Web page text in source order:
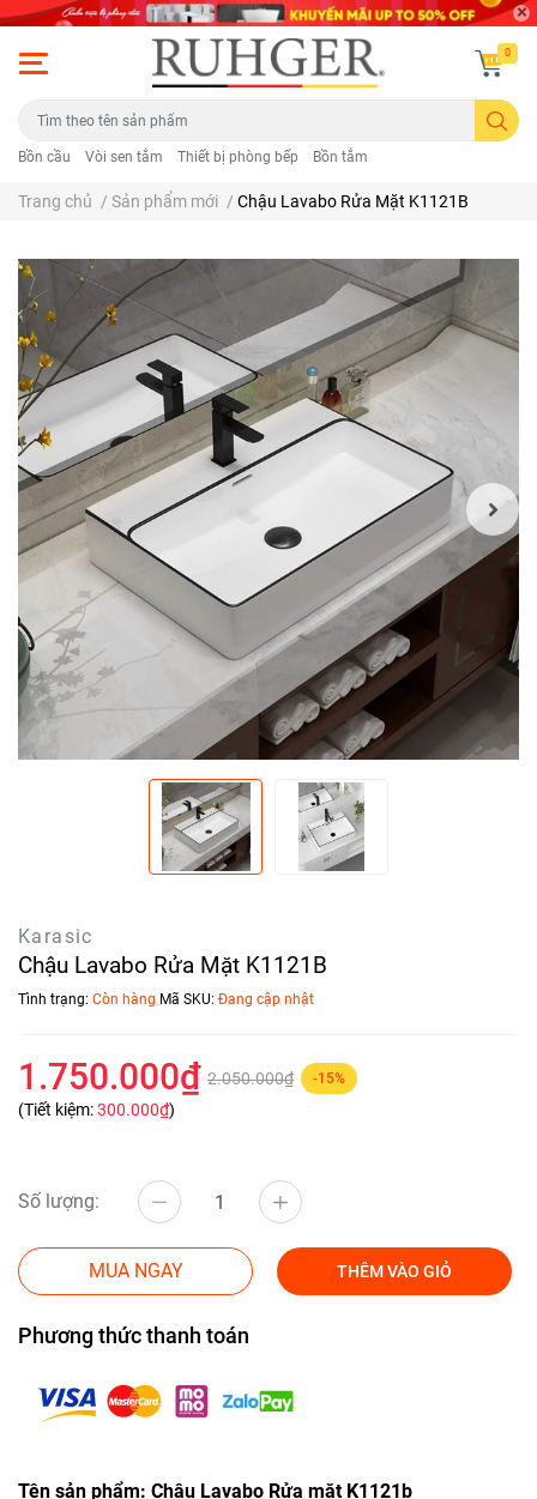
Bồn cầu Vòi sen tắm Thiết bị phòng bếp Bồn tắm
0
Trang chủ / Sản phẩm mới / Chậu Lavabo Rửa Mặt K1121B
Karasic
Chậu Lavabo Rửa Mặt K1121B
Tình trạng: Còn hàng Mã SKU: Đang cập nhật
1.750.000₫ 2.050.000₫ -15%
(Tiết kiệm:300.000₫)
Số lượng:
MUA NGAY THÊM VÀO GIỎ
Phương thức thanh toán
Tên sản phẩm: Chậu Lavabo Rửa mặt K1121b